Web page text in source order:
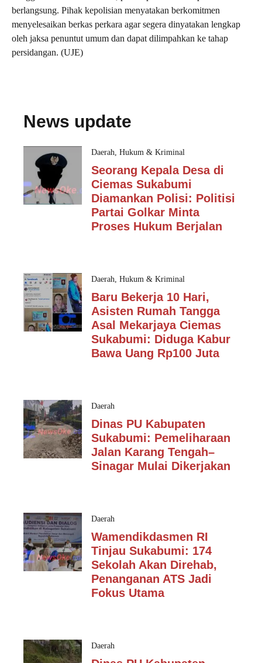
berlangsung. Pihak kepolisian menyatakan berkomitmen
menyelesaikan berkas perkara agar segera dinyatakan lengkap
oleh jaksa penuntut umum dan dapat dilimpahkan ke tahap
persidangan. (UJE)
News update
Daerah, Hukum & Kriminal
Seorang Kepala Desa di
Ciemas Sukabumi
Diamankan Polisi: Politisi
Partai Golkar Minta
Proses Hukum Berjalan
Daerah, Hukum & Kriminal
Baru Bekerja 10 Hari,
Asisten Rumah Tangga
Asal Mekarjaya Ciemas
Sukabumi: Diduga Kabur
Bawa Uang Rp100 Juta
Daerah
Dinas PU Kabupaten
Sukabumi: Pemeliharaan
Jalan Karang Tengah–
Sinagar Mulai Dikerjakan
Daerah
Wamendikdasmen RI
Tinjau Sukabumi: 174
Sekolah Akan Direhab,
Penanganan ATS Jadi
Fokus Utama
Daerah